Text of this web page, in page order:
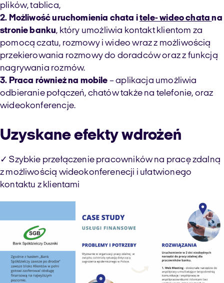
plików, tablica,
2. Możliwość uruchomienia chata itele- wideo chatana
stronie banku, który umożliwia kontakt klientom za
pomocą czatu, rozmowy i wideo wraz z możliwością
przekierowania rozmowy do doradców oraz z funkcją
nagrywania rozmów.
3. Praca również na mobile – aplikacja umożliwia
odbieranie połączeń, chatów także na telefonie, oraz
wideokonferencje.
Uzyskane efekty wdrożeń
✓ Szybkie przełączenie pracowników na pracę zdalną
z możliwością wideokonferenecji i ułatwionego
kontaktu z klientami